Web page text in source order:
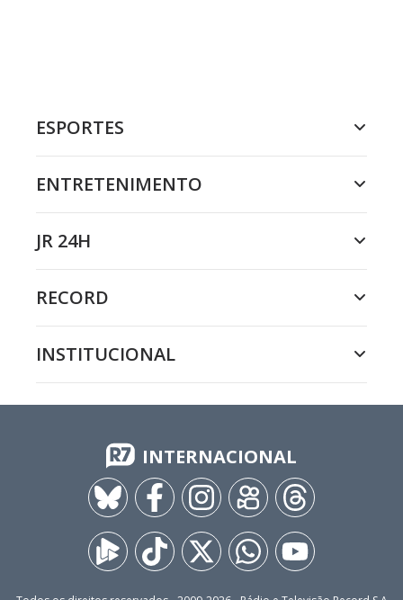
ESPORTES
ENTRETENIMENTO
JR 24H
RECORD
INSTITUCIONAL
INTERNACIONAL